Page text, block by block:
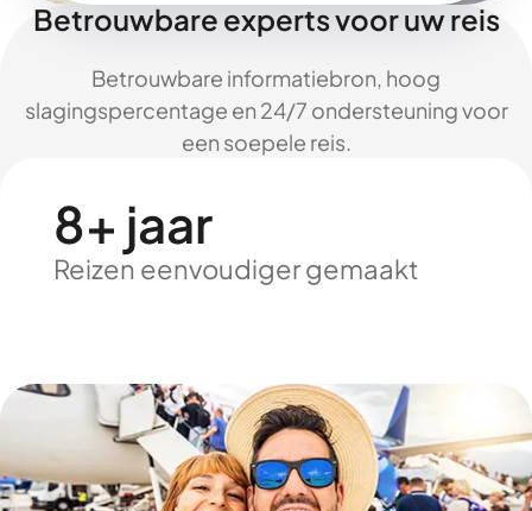
Betrouwbare experts voor uw reis
Betrouwbare informatiebron, hoog
slagingspercentage en 24/7 ondersteuning voor
een soepele reis.
8+ jaar
Reizen eenvoudiger gemaakt